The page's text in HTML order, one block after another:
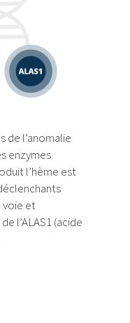
de l’anomalie
enzymes
l’hème est
voie et
l’ALAS1 (acide